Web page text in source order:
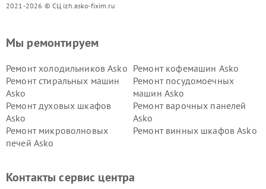
2021-2026 © СЦ izh.asko-fixim.ru
Мы ремонтируем
Ремонт холодильников Asko Ремонт кофемашин Asko
Ремонт стиральных машин
Asko
Ремонт посудомоечных
машин Asko
Ремонт духовых шкафов
Asko
Ремонт варочных панелей
Asko
Ремонт микроволновых
печей Asko
Ремонт винных шкафов Asko
Ремонт подогревателей
Ремонт промышленных
Контакты сервис центра